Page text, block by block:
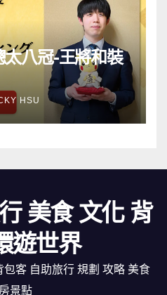
八冠-王將和裝
HSU
美食 文化 背
遊世界
客 自助旅行 規劃 攻略 美食
景點